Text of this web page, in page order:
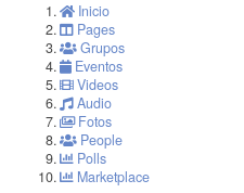
Inicio
Pages
Grupos
Eventos
Videos
Audio
Fotos
People
Polls
Marketplace